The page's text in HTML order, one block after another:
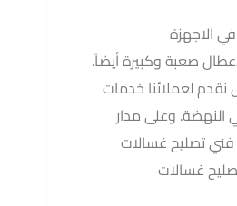
الاجهزة
صعبة وكبيرة أيضاً.
لعملائنا خدمات
النهضة. وعلى مدار
تصليح غسالات
غسالات
من الوكيل